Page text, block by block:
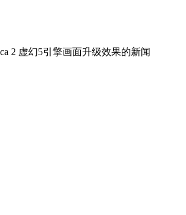
2 虚幻5引擎画面升级效果的新闻